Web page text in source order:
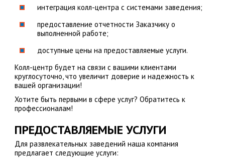
интеграция колл-центра с системами заведения;
предоставление отчетности Заказчику о
выполненной работе;
доступные цены на предоставляемые услуги.
Колл-центр будет на связи с вашими клиентами
круглосуточно, что увеличит доверие и надежность к
вашей организации!
Хотите быть первыми в сфере услуг? Обратитесь к
профессионалам!
ПРЕДОСТАВЛЯЕМЫЕ УСЛУГИ
Для развлекательных заведений наша компания
предлагает следующие услуги: